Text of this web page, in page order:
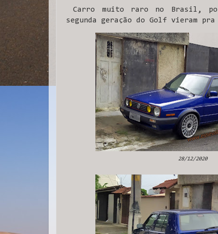
Carro muito raro no Brasil,
segunda geração do Golf vieram
28/12/2020